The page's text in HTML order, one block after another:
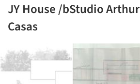
JY House /bStudio Arthur
Casas